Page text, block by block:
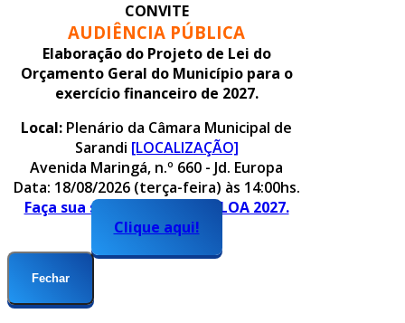
CONVITE
AUDIÊNCIA PÚBLICA
Elaboração do Projeto de Lei do
Orçamento Geral do Município para o
exercício financeiro de 2027.
Local: Plenário da Câmara Municipal de
Sarandi [LOCALIZAÇÃO]
Avenida Maringá, n.º 660 - Jd. Europa
Data: 18/08/2026 (terça-feira) às 14:00hs.
Faça sua sugestão para o PLOA 2027.
Clique aqui!
Fechar